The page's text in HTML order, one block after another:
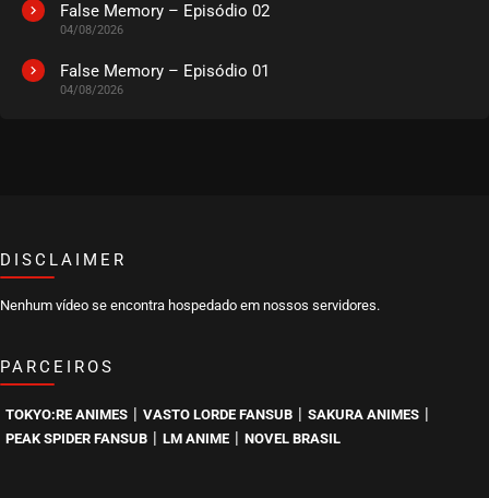
False Memory – Episódio 02
04/08/2026
False Memory – Episódio 01
04/08/2026
DISCLAIMER
Nenhum vídeo se encontra hospedado em nossos servidores.
PARCEIROS
TOKYO:RE ANIMES VASTO LORDE FANSUB SAKURA ANIMES
PEAK SPIDER FANSUB LM ANIME NOVEL BRASIL